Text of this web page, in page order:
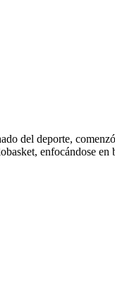
del deporte,
enfocándose